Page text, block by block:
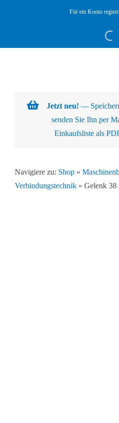
Für ein Konto
Jetzt neu! —
senden Sie Ihn per
Einkaufsliste als
Navigiere zu: Shop»
Verbindungstechnik» Gelenk 38